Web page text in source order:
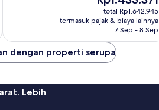
sekarang
Rp1.433.371
total Rp1.642.945
termasuk pajak & biaya lainnya
7 Sep - 8 Sep
dengan properti serupa
Lebih